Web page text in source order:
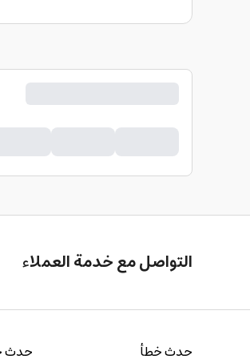
التواصل مع خدمة العملاء
حدث خطأ حدث